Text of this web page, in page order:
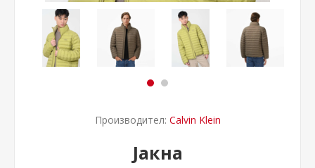
Производител: Calvin Klein
Јакна